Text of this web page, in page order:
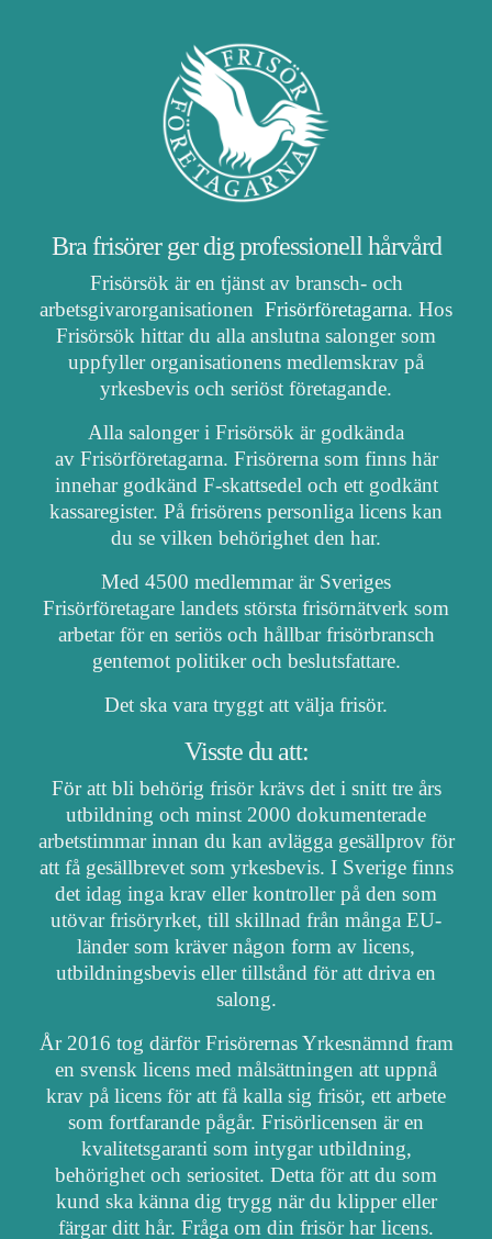
Bra frisörer ger dig professionell hårvård
Frisörsök är en tjänst av bransch- och
arbetsgivarorganisationen Frisörföretagarna. Hos
Frisörsök hittar du alla anslutna salonger som
uppfyller organisationens medlemskrav på
yrkesbevis och seriöst företagande.
Alla salonger i Frisörsök är godkända
av Frisörföretagarna. Frisörerna som finns här
innehar godkänd F-skattsedel och ett godkänt
kassaregister. På frisörens personliga licens kan
du se vilken behörighet den har.
Med 4500 medlemmar är Sveriges
Frisörföretagare landets största frisörnätverk som
arbetar för en seriös och hållbar frisörbransch
gentemot politiker och beslutsfattare.
Det ska vara tryggt att välja frisör.
Visste du att:
För att bli behörig frisör krävs det i snitt tre års
utbildning och minst 2000 dokumenterade
arbetstimmar innan du kan avlägga gesällprov för
att få gesällbrevet som yrkesbevis. I Sverige finns
det idag inga krav eller kontroller på den som
utövar frisöryrket, till skillnad från många EU-
länder som kräver någon form av licens,
utbildningsbevis eller tillstånd för att driva en
salong.
År 2016 tog därför Frisörernas Yrkesnämnd fram
en svensk licens med målsättningen att uppnå
krav på licens för att få kalla sig frisör, ett arbete
som fortfarande pågår. Frisörlicensen är en
kvalitetsgaranti som intygar utbildning,
behörighet och seriositet. Detta för att du som
kund ska känna dig trygg när du klipper eller
färgar ditt hår. Fråga om din frisör har licens.